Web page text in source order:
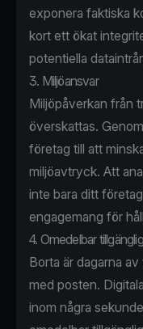
exponera faktiska
kort ett ökat
potentiella
3. Miljöansvar
Miljöpåverkan från
överskattas.
företag till att
miljöavtryck. Att
inte bara ditt
engagemang för
4. Omedelbar
Borta är dagarna
med posten.
inom några